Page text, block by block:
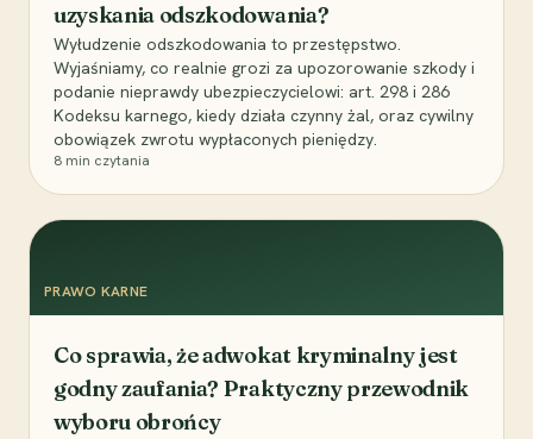
uzyskania odszkodowania?
Wyłudzenie odszkodowania to przestępstwo.
Wyjaśniamy, co realnie grozi za upozorowanie szkody i
podanie nieprawdy ubezpieczycielowi: art. 298 i 286
Kodeksu karnego, kiedy działa czynny żal, oraz cywilny
obowiązek zwrotu wypłaconych pieniędzy.
8 min czytania
PRAWO KARNE
Co sprawia, że adwokat kryminalny jest
godny zaufania? Praktyczny przewodnik
wyboru obrońcy